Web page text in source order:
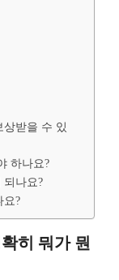
받을 수 있
하나요?
되나요?
요?
히 뭐가 뭔